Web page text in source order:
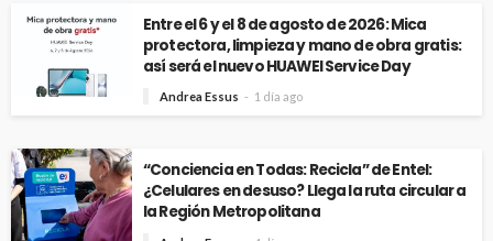
Entre el 6 y el 8 de agosto de 2026: Mica
protectora, limpieza y mano de obra gratis:
así será el nuevo HUAWEI Service Day
Andrea Essus 1 día ago
“Conciencia en Todas: Recicla” de Entel:
¿Celulares en desuso? Llega la ruta circular a
la Región Metropolitana